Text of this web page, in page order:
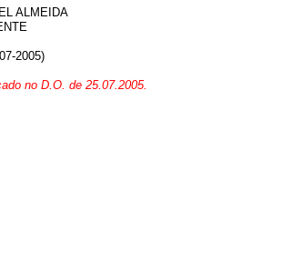
ALMEIDA
2005)
no D.O. de 25.07.2005.